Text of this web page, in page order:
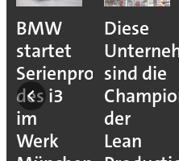
BMW
startet
Serienproduktion
des i3
im
Werk
Diese
sind die
der
Lean